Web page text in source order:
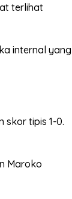
terlihat
internal yang
skor tipis 1-0.
Maroko